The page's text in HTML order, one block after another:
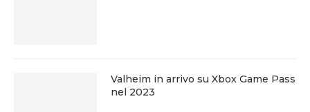
Valheim in arrivo su Xbox Game Pass
nel 2023